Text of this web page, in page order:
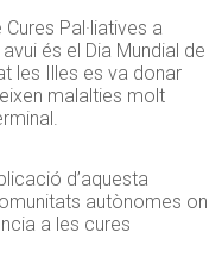
Pal·liatives a
és el Dia Mundial de
les Illes es va donar
malalties molt
d’aquesta
autònomes on
a les cures